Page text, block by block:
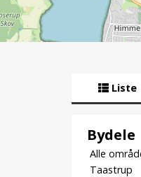
Liste
Bydele
Alle
Taastrup